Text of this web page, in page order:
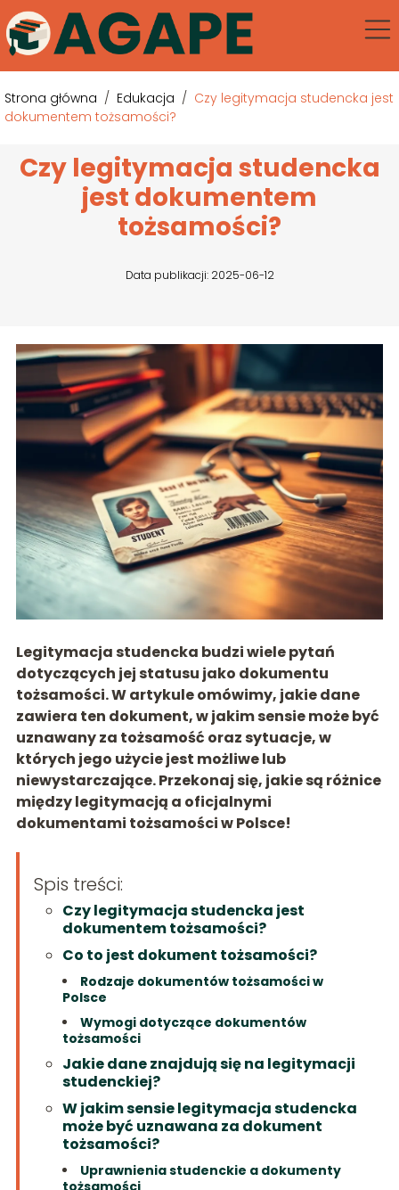
Strona główna / Edukacja / Czy legitymacja studencka jest
dokumentem tożsamości?
Czy legitymacja studencka
jest dokumentem
tożsamości?
Data publikacji: 2025-06-12
Legitymacja studencka budzi wiele pytań
dotyczących jej statusu jako dokumentu
tożsamości. W artykule omówimy, jakie dane
zawiera ten dokument, w jakim sensie może być
uznawany za tożsamość oraz sytuacje, w
których jego użycie jest możliwe lub
niewystarczające. Przekonaj się, jakie są różnice
między legitymacją a oficjalnymi
dokumentami tożsamości w Polsce!
Spis treści:
Czy legitymacja studencka jest
dokumentem tożsamości?
Co to jest dokument tożsamości?
Rodzaje dokumentów tożsamości w
Polsce
Wymogi dotyczące dokumentów
tożsamości
Jakie dane znajdują się na legitymacji
studenckiej?
W jakim sensie legitymacja studencka
może być uznawana za dokument
tożsamości?
Uprawnienia studenckie a dokumenty